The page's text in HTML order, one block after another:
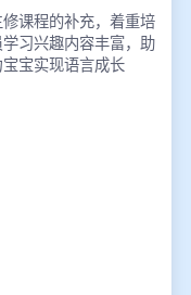
课程的补充，着重培
习兴趣内容丰富，助
宝宝实现语言成长